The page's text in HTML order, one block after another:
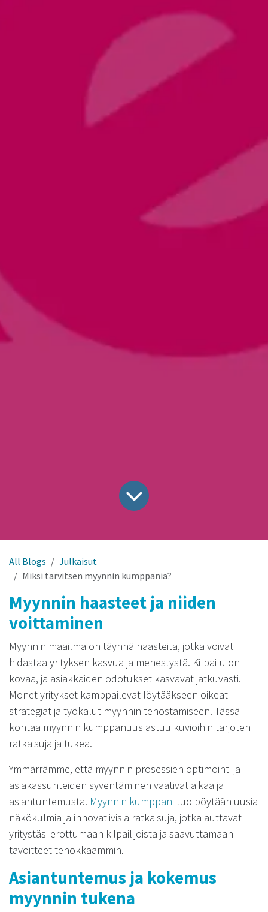
All Blogs
Julkaisut
Miksi tarvitsen myynnin kumppania?
Myynnin haasteet ja niiden
voittaminen
Myynnin maailma on täynnä haasteita, jotka voivat
hidastaa yrityksen kasvua ja menestystä. Kilpailu on
kovaa, ja asiakkaiden odotukset kasvavat jatkuvasti.
Monet yritykset kamppailevat löytääkseen oikeat
strategiat ja työkalut myynnin tehostamiseen. Tässä
kohtaa myynnin kumppanuus astuu kuvioihin tarjoten
ratkaisuja ja tukea.
Ymmärrämme, että myynnin prosessien optimointi ja
asiakassuhteiden syventäminen vaativat aikaa ja
asiantuntemusta. Myynnin kumppani tuo pöytään uusia
näkökulmia ja innovatiivisia ratkaisuja, jotka auttavat
yritystäsi erottumaan kilpailijoista ja saavuttamaan
tavoitteet tehokkaammin.
Asiantuntemus ja kokemus
myynnin tukena